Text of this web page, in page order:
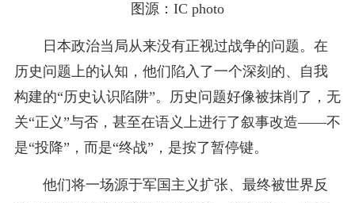
图源：IC photo
日本政治当局从来没有正视过战争的问题。在
历史问题上的认知，他们陷入了一个深刻的、自我
构建的“历史认识陷阱”。历史问题好像被抹削了，无
关“正义”与否，甚至在语义上进行了叙事改造——不
是“投降”，而是“终战”，是按了暂停键。
他们将一场源于军国主义扩张、最终被世界反